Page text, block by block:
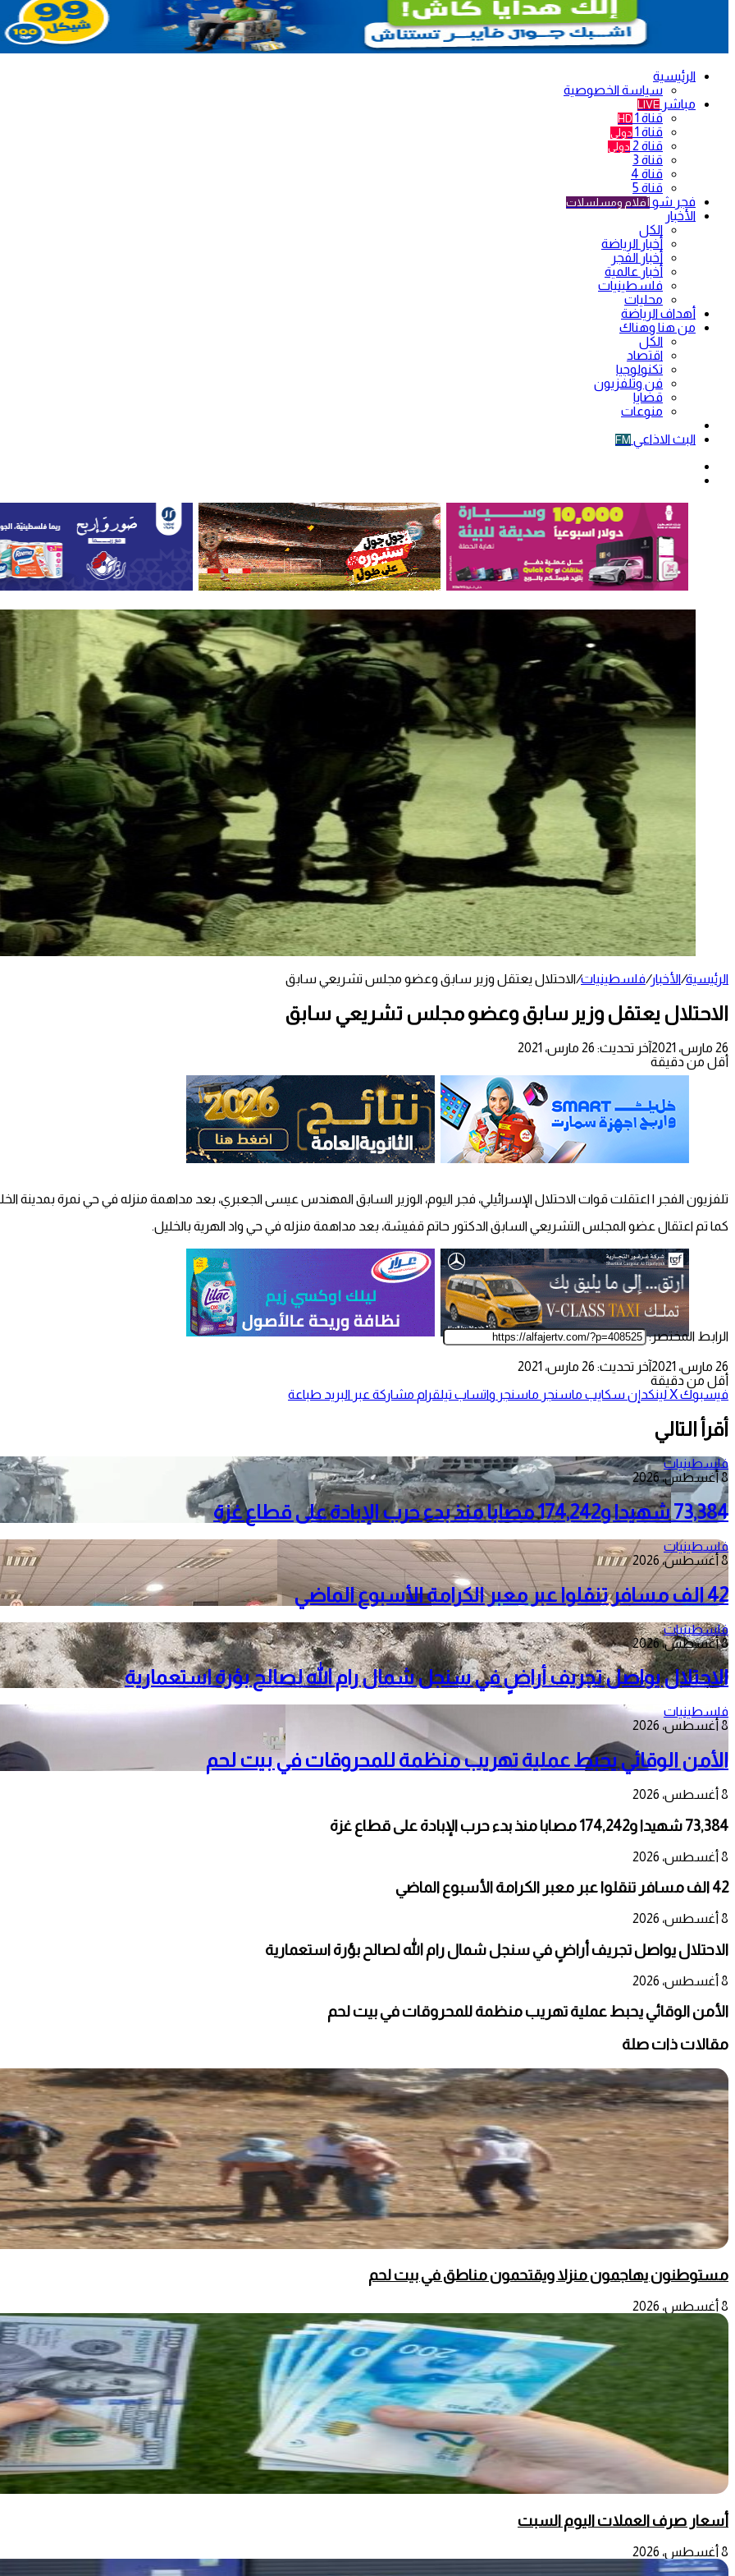
الرئيسية
سياسة الخصوصية
مباشر LIVE
قناة 1 HD
قناة 1 دولي
قناة 2 دولي
قناة 3
قناة 4
قناة 5
فجر شو أفلام ومسلسلات
الأخبار
الكل
أخبار الرياضة
أخبار الفجر
أخبار عالمية
فلسطينيات
محليات
أهداف الرياضة
من هنا وهناك
الكل
اقتصاد
تكنولوجيا
فن وتلفزيون
قضايا
منوعات
البث الاذاعي FM
الرئيسية/الأخبار/فلسطينيات/الاحتلال يعتقل وزير سابق وعضو مجلس تشريعي سابق
الاحتلال يعتقل وزير سابق وعضو مجلس تشريعي سابق
26 مارس، 2021
آخر تحديث: 26 مارس، 2021
أقل من دقيقة
تلفزيون الفجر | اعتقلت قوات الاحتلال الإسرائيلي، فجر اليوم، الوزير السابق المهندس عيسى الجعبري، بعد مداهمة منزله في حي نمرة بمدينة
كما تم اعتقال عضو المجلس التشريعي السابق الدكتور حاتم قفيشة، بعد مداهمة منزله في حي واد الهرية بالخليل.
الرابط المختصر:
26 مارس، 2021
آخر تحديث: 26 مارس، 2021
أقل من دقيقة
فيسبوك‫Xلينكدإن سكايب ماسنجر ماسنجر واتساب تيلقرام مشاركة عبر البريد طباعة
أقرأ التالي
فلسطينيات
8 أغسطس، 2026
73,384 شهيدا و174,242 مصابا منذ بدء حرب الإبادة على قطاع غزة
فلسطينيات
8 أغسطس، 2026
42 الف مسافر تنقلوا عبر معبر الكرامة الأسبوع الماضي
فلسطينيات
8 أغسطس، 2026
الاحتلال يواصل تجريف أراضٍ في سنجل شمال رام الله لصالح بؤرة استعمارية
فلسطينيات
8 أغسطس، 2026
الأمن الوقائي يحبط عملية تهريب منظمة للمحروقات في بيت لحم
8 أغسطس، 2026
73,384 شهيدا و174,242 مصابا منذ بدء حرب الإبادة على قطاع غزة
8 أغسطس، 2026
42 الف مسافر تنقلوا عبر معبر الكرامة الأسبوع الماضي
8 أغسطس، 2026
الاحتلال يواصل تجريف أراضٍ في سنجل شمال رام الله لصالح بؤرة استعمارية
8 أغسطس، 2026
الأمن الوقائي يحبط عملية تهريب منظمة للمحروقات في بيت لحم
مقالات ذات صلة
مستوطنون يهاجمون منزلا ويقتحمون مناطق في بيت لحم
8 أغسطس، 2026
أسعار صرف العملات اليوم السبت
8 أغسطس، 2026